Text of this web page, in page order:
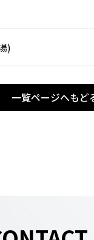
)
一覧ページへもど